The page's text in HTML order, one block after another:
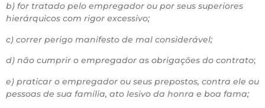
b) for tratado pelo empregador ou por seus superiores
hierárquicos com rigor excessivo;
c) correr perigo manifesto de mal considerável;
d) não cumprir o empregador as obrigações do contrato;
e) praticar o empregador ou seus prepostos, contra ele ou
pessoas de sua família, ato lesivo da honra e boa fama;